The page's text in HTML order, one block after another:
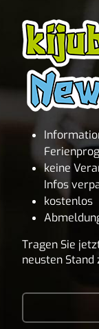
keine
Infos
kostenlos
Tragen Sie
neusten Stand